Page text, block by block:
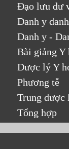
Đạo lưu dư
Danh y
Danh y -
Bài giảng Y
Dược lý Y
Phương tễ
Trung dược
Tổng hợp